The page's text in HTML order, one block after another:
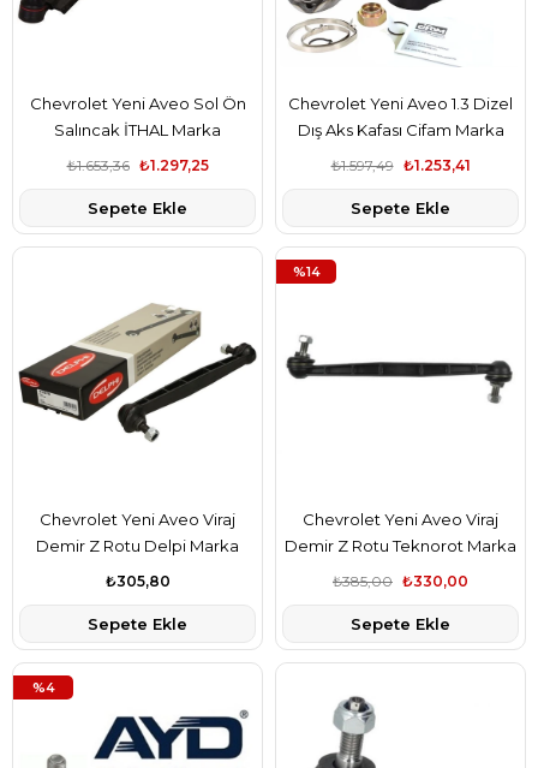
Chevrolet Yeni Aveo Sol Ön
Salıncak İTHAL Marka
₺1.297,25
₺1.653,36
Sepete Ekle
Chevrolet Yeni Aveo 1.3 Dizel
Dış Aks Kafası Cifam Marka
₺1.253,41
₺1.597,49
Sepete Ekle
Chevrolet Yeni Aveo Viraj
Demir Z Rotu Delpi Marka
₺305,80
Sepete Ekle
Chevrolet Yeni Aveo Viraj
Demir Z Rotu Teknorot Marka
₺330,00
₺385,00
Sepete Ekle
%14
%4